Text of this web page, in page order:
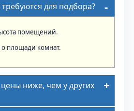
для подбора?
помещений.
площади комнат.
ниже, чем у других